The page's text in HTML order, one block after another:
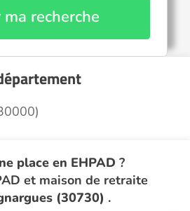
ma recherche
place en EHPAD ?
et maison de retraite
(30730) .